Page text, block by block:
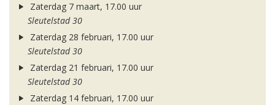
Zaterdag 7 maart, 17.00 uur
Sleutelstad 30
Zaterdag 28 februari, 17.00 uur
Sleutelstad 30
Zaterdag 21 februari, 17.00 uur
Sleutelstad 30
Zaterdag 14 februari, 17.00 uur